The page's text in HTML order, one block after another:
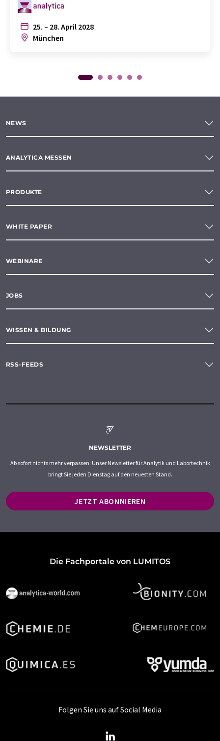
25. – 28. April 2028
München
NEWS
ANALYTICA MESSEN
PRODUKTE
WHITE PAPER
WEBINARE
JOBS
WISSEN & BILDUNG
RSS-FEEDS
NEWSLETTER
Ab sofort nichts mehr verpassen: Unser Newsletter für Analytik und Labortechnik
bringt Sie jeden Dienstag auf den neuesten Stand.
JETZT ABONNIEREN
Die Fachportale von LUMITOS
Folgen Sie uns auf Social Media